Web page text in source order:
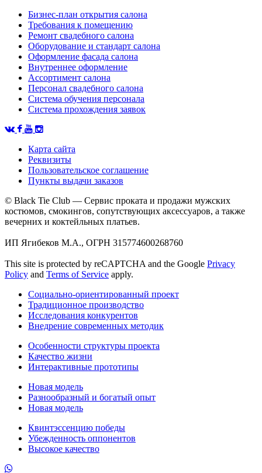
Бизнес-план открытия салона
Требования к помещению
Ремонт свадебного салона
Оборудование и стандарт салона
Оформление фасада салона
Внутреннее оформление
Ассортимент салона
Персонал свадебного салона
Система обучения персонала
Система прохождения заявок
Карта сайта
Реквизиты
Пользовательское соглашение
Пункты выдачи заказов
© Black Tie Club — Сервис проката и продажи мужских
костюмов, смокингов, сопутствующих аксессуаров, а также
вечерних и коктейльных платьев.
ИП Ягибеков М.А., ОГРН 315774600268760
This site is protected by reCAPTCHA and the Google Privacy
Policy and Terms of Service apply.
Социально-ориентированный проект
Традиционное производство
Исследования конкурентов
Внедрение современных методик
Особенности структуры проекта
Качество жизни
Интерактивные прототипы
Новая модель
Разнообразный и богатый опыт
Новая модель
Квинтэссенцию победы
Убежденность оппонентов
Высокое качество